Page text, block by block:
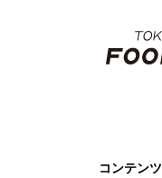
コンテンツ